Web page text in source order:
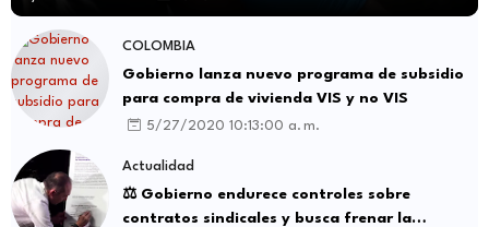
COLOMBIA
Gobierno lanza nuevo programa de subsidio
para compra de vivienda VIS y no VIS
5/27/2020 10:13:00 a. m.
Actualidad
⚖️ Gobierno endurece controles sobre
contratos sindicales y busca frenar la